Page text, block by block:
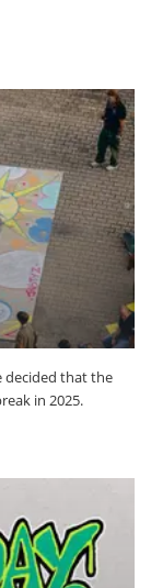
decided that the
in 2025.